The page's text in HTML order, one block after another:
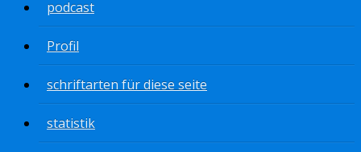
podcast
Profil
schriftarten für diese seite
statistik